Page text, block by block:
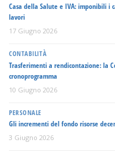
Casa della Salute e IVA: imponibili i
lavori
17 Giugno 2026
CONTABILITÀ
Trasferimenti a rendicontazione: la
cronoprogramma
10 Giugno 2026
PERSONALE
Gli incrementi del fondo risorse
3 Giugno 2026